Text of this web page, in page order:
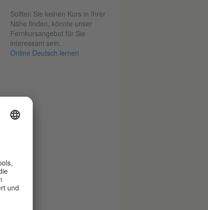
Sollten Sie keinen Kurs in Ihrer
Nähe finden, könnte unser
Fernkursangebot für Sie
interessant sein.
Online Deutsch lernen